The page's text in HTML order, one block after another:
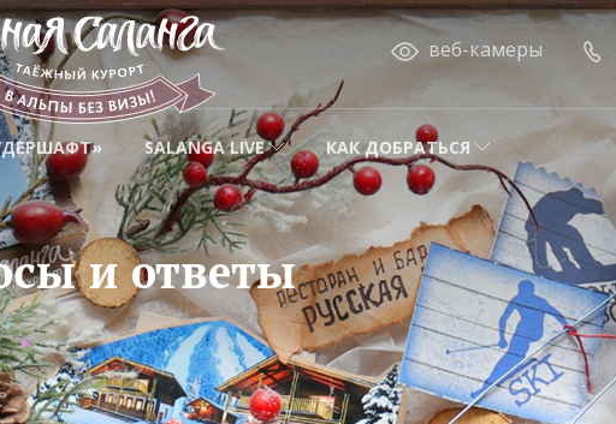
веб-камеры
SALANGA LIVE КАК ДОБРАТЬСЯ
и ответы